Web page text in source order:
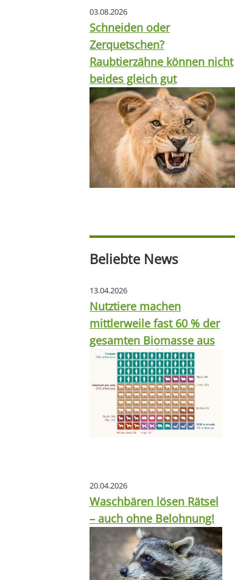
03.08.2026
Schneiden oder
Zerquetschen?
Raubtierzähne können nicht
beides gleich gut
Beliebte News
13.04.2026
Nutztiere machen
mittlerweile fast 60 % der
gesamten Biomasse aus
20.04.2026
Waschbären lösen Rätsel
– auch ohne Belohnung!